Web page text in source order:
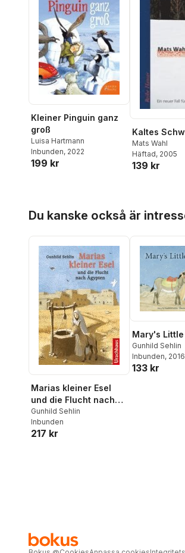
Kleiner Pinguin ganz
groß
Luisa Hartmann
Inbunden, 2022
199 kr
Kaltes
Mats Wahl
Häftad, 2005
139 kr
Du kanske också är
Marias kleiner Esel
und die Flucht nach
Ägypten
Gunhild Sehlin
Inbunden
217 kr
Mary's
Gunhild Sehlin
Inbunden, 2016
133 kr